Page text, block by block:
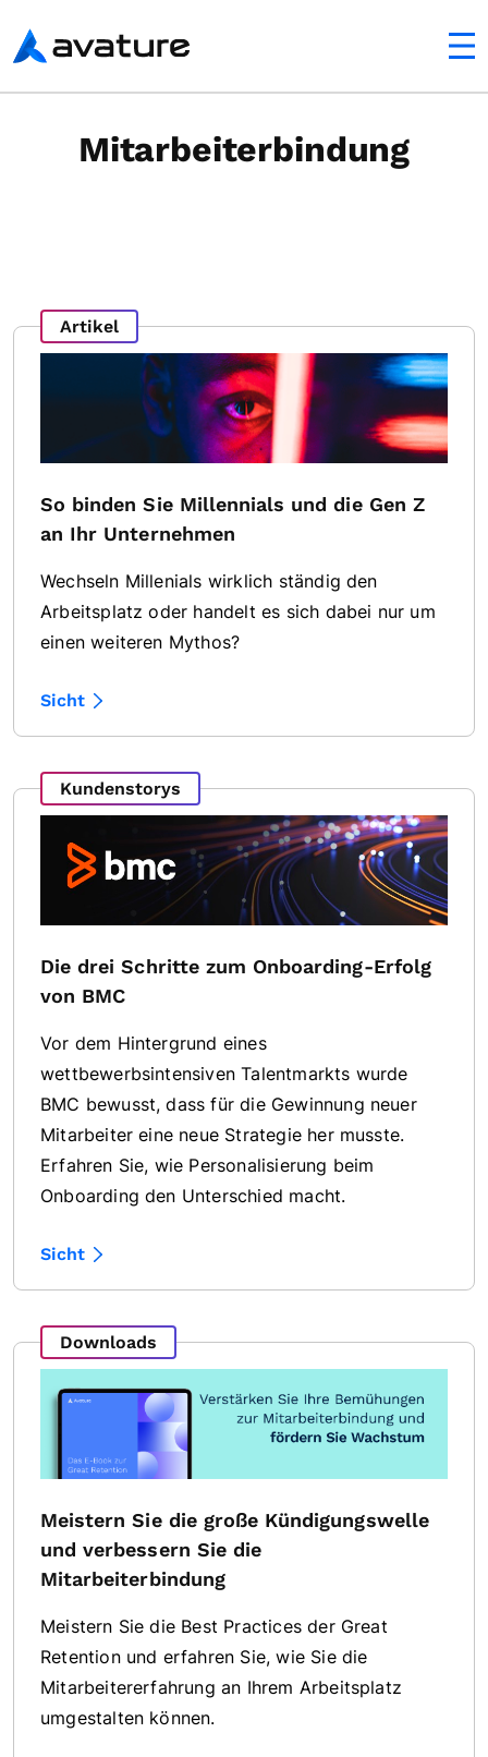
Avature
Mitarbeiterbindung
Artikel
So binden Sie Millennials und die Gen Z
an Ihr Unternehmen
Wechseln Millenials wirklich ständig den
Arbeitsplatz oder handelt es sich dabei nur um
einen weiteren Mythos?
Sicht
Kundenstorys
Die drei Schritte zum Onboarding-Erfolg
von BMC
Vor dem Hintergrund eines
wettbewerbsintensiven Talentmarkts wurde
BMC bewusst, dass für die Gewinnung neuer
Mitarbeiter eine neue Strategie her musste.
Erfahren Sie, wie Personalisierung beim
Onboarding den Unterschied macht.
Sicht
Downloads
Meistern Sie die große Kündigungswelle
und verbessern Sie die
Mitarbeiterbindung
Meistern Sie die Best Practices der Great
Retention und erfahren Sie, wie Sie die
Mitarbeitererfahrung an Ihrem Arbeitsplatz
umgestalten können.